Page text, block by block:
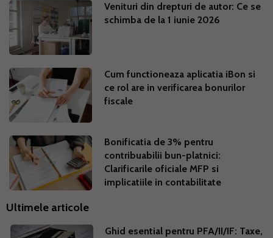
Venituri din drepturi de autor: Ce se
schimba de la 1 iunie 2026
Cum functioneaza aplicatia iBon si
ce rol are in verificarea bonurilor
fiscale
Bonificatia de 3% pentru
contribuabilii bun-platnici:
Clarificarile oficiale MFP si
implicatiile in contabilitate
Ultimele articole
Ghid esential pentru PFA/II/IF: Taxe,